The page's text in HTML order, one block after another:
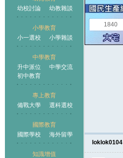
幼校討論
幼教雜談
小學教育
小一選校
小學雜談
中學教育
升中派位
中學交流
初中教育
專上教育
備戰大學
選科選校
國際教育
國際學校
海外留學
知識增值
王國
1840
loklok0104